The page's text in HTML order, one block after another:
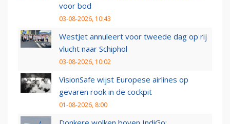
voor bod
03-08-2026, 10:43
WestJet annuleert voor tweede dag op rij
vlucht naar Schiphol
03-08-2026, 10:02
VisionSafe wijst Europese airlines op
gevaren rook in de cockpit
01-08-2026, 8:00